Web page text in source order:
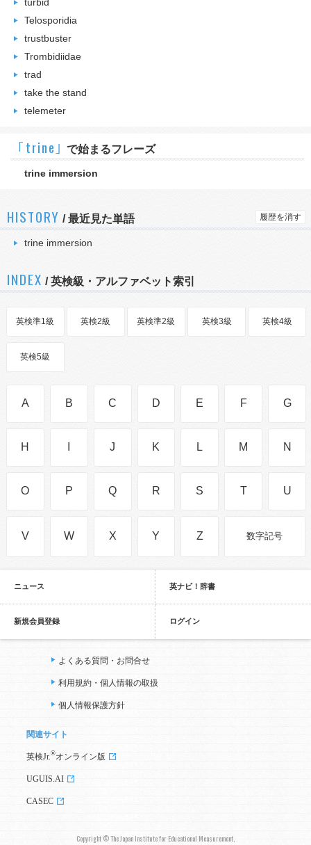
Telosporidia
trustbuster
Trombidiidae
trad
take the stand
telemeter
｢trine｣ で始まるフレーズ
trine immersion
HISTORY /最近見た単語 履歴を消す
trine immersion
INDEX / 英検級・アルファベット索引
英検準1級 英検2級 英検準2級 英検3級 英検4級
英検5級
A B C D E F G
H J K L M N
O P Q R S T U
V W X Y Z 数字記号
ニュース 英ナビ！辞書
新規会員登録 ログイン
よくある質問・お問合せ
利用規約・個人情報の取扱
個人情報保護方針
関連サイト
英検Jr. ®オンライン版
UGUIS.AI
CASEC
Copyright © The Japan Institute for Educational Measurement,